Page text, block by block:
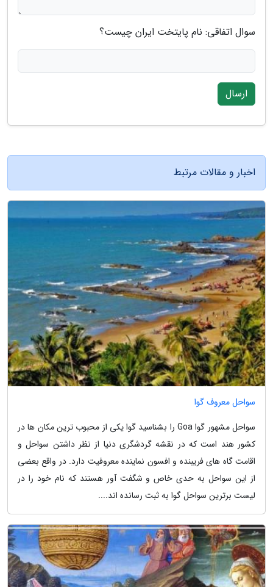
سوال اتفاقی: نام پایتخت ایران چیست؟
ارسال
اخبار و مقالات مرتبط
سواحل معروف گوا
سواحل مشهور گوا Goa را بشناسید گوا یکی از محبوب ترین مکان ها در
کشور هند است که در نقشه گردشگری دنیا از نظر داشتن سواحل و
اقامت گاه های فریبنده و افسون نماینده معروفیت دارد. در واقع بعضی
از این سواحل به حدی خاص و شگفت آور هستند که نام خود را در
لیست برترین سواحل گوا به ثبت رسانده اند....